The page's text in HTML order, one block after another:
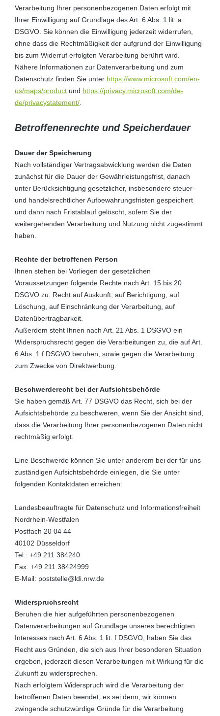
Verarbeitung Ihrer personenbezogenen Daten erfolgt mit
Ihrer Einwilligung auf Grundlage des Art. 6 Abs. 1 lit. a
DSGVO. Sie können die Einwilligung jederzeit widerrufen,
ohne dass die Rechtmäßigkeit der aufgrund der Einwilligung
bis zum Widerruf erfolgten Verarbeitung berührt wird.
Nähere Informationen zur Datenverarbeitung und zum
Datenschutz finden Sie unter https://www.microsoft.com/en-
us/maps/product und https://privacy.microsoft.com/de-
de/privacystatement/.
Betroffenenrechte und Speicherdauer
Dauer der Speicherung
Nach vollständiger Vertragsabwicklung werden die Daten
zunächst für die Dauer der Gewährleistungsfrist, danach
unter Berücksichtigung gesetzlicher, insbesondere steuer-
und handelsrechtlicher Aufbewahrungsfristen gespeichert
und dann nach Fristablauf gelöscht, sofern Sie der
weitergehenden Verarbeitung und Nutzung nicht zugestimmt
haben.
Rechte der betroffenen Person
Ihnen stehen bei Vorliegen der gesetzlichen
Voraussetzungen folgende Rechte nach Art. 15 bis 20
DSGVO zu: Recht auf Auskunft, auf Berichtigung, auf
Löschung, auf Einschränkung der Verarbeitung, auf
Datenübertragbarkeit.
Außerdem steht Ihnen nach Art. 21 Abs. 1 DSGVO ein
Widerspruchsrecht gegen die Verarbeitungen zu, die auf Art.
6 Abs. 1 f DSGVO beruhen, sowie gegen die Verarbeitung
zum Zwecke von Direktwerbung.
Beschwerderecht bei der Aufsichtsbehörde
Sie haben gemäß Art. 77 DSGVO das Recht, sich bei der
Aufsichtsbehörde zu beschweren, wenn Sie der Ansicht sind,
dass die Verarbeitung Ihrer personenbezogenen Daten nicht
rechtmäßig erfolgt.
Eine Beschwerde können Sie unter anderem bei der für uns
zuständigen Aufsichtsbehörde einlegen, die Sie unter
folgenden Kontaktdaten erreichen:
Landesbeauftragte für Datenschutz und Informationsfreiheit
Nordrhein-Westfalen
Postfach 20 04 44
40102 Düsseldorf
Tel.: +49 211 384240
Fax: +49 211 38424999
E-Mail: poststelle@ldi.nrw.de
Widerspruchsrecht
Beruhen die hier aufgeführten personenbezogenen
Datenverarbeitungen auf Grundlage unseres berechtigten
Interesses nach Art. 6 Abs. 1 lit. f DSGVO, haben Sie das
Recht aus Gründen, die sich aus Ihrer besonderen Situation
ergeben, jederzeit diesen Verarbeitungen mit Wirkung für die
Zukunft zu widersprechen.
Nach erfolgtem Widerspruch wird die Verarbeitung der
betroffenen Daten beendet, es sei denn, wir können
zwingende schutzwürdige Gründe für die Verarbeitung